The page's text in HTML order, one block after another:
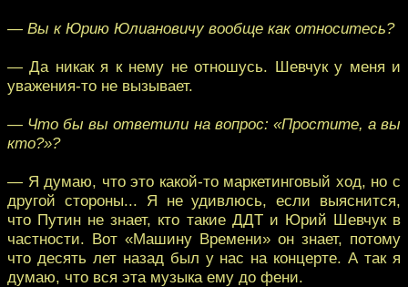
— Вы к Юрию Юлиановичу вообще как относитесь?
— Да никак я к нему не отношусь. Шевчук у меня и
уважения-то не вызывает.
— Что бы вы ответили на вопрос: «Простите, а вы
кто?»?
— Я думаю, что это какой-то маркетинговый ход, но с
другой стороны... Я не удивлюсь, если выяснится,
что Путин не знает, кто такие ДДТ и Юрий Шевчук в
частности. Вот «Машину Времени» он знает, потому
что десять лет назад был у нас на концерте. А так я
думаю, что вся эта музыка ему до фени.